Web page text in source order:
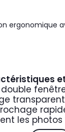
double
les